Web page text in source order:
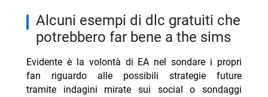
alcuni esempi di dlc gratuiti che
potrebbero far bene a the sims
Evidente è la volontà di EA nel sondare i propri
fan riguardo alle possibili strategie future
tramite indagini mirate sui social o sondaggi